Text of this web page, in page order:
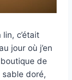
lin, c’était
jour où j’en
de
sable doré,